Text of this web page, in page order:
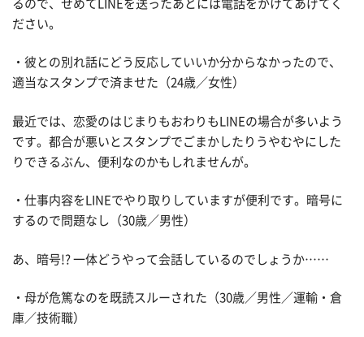
るので、せめてLINEを送ったあとには電話をかけてあげてく
ださい。
・彼との別れ話にどう反応していいか分からなかったので、
適当なスタンプで済ませた（24歳／女性）
最近では、恋愛のはじまりもおわりもLINEの場合が多いよう
です。都合が悪いとスタンプでごまかしたりうやむやにした
りできるぶん、便利なのかもしれませんが。
・仕事内容をLINEでやり取りしていますが便利です。暗号に
するので問題なし（30歳／男性）
あ、暗号!? 一体どうやって会話しているのでしょうか……
・母が危篤なのを既読スルーされた（30歳／男性／運輸・倉
庫／技術職）